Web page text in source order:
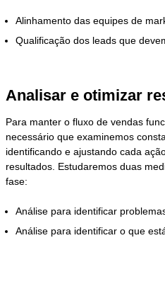
Alinhamento das equipes de
Qualificação dos leads que
Analisar e otimizar
Para manter o fluxo de vendas
necessário que examinemos
identificando e ajustando cada
resultados. Estudaremos duas
fase:
Análise para identificar
Análise para identificar o que